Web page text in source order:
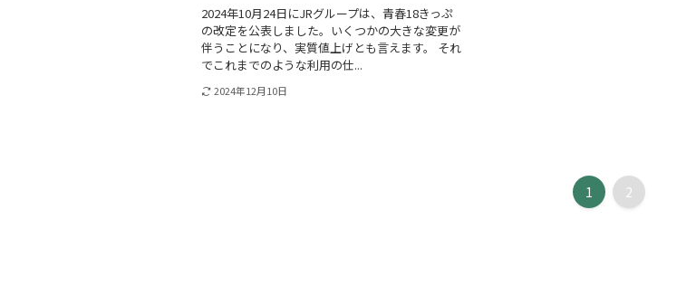
2024年10月24日にJRグループは、青春18きっぷ
の改定を公表しました。いくつかの大きな変更が
伴うことになり、実質値上げとも言えます。 それ
でこれまでのような利用の仕...
2024年12月10日
1 2